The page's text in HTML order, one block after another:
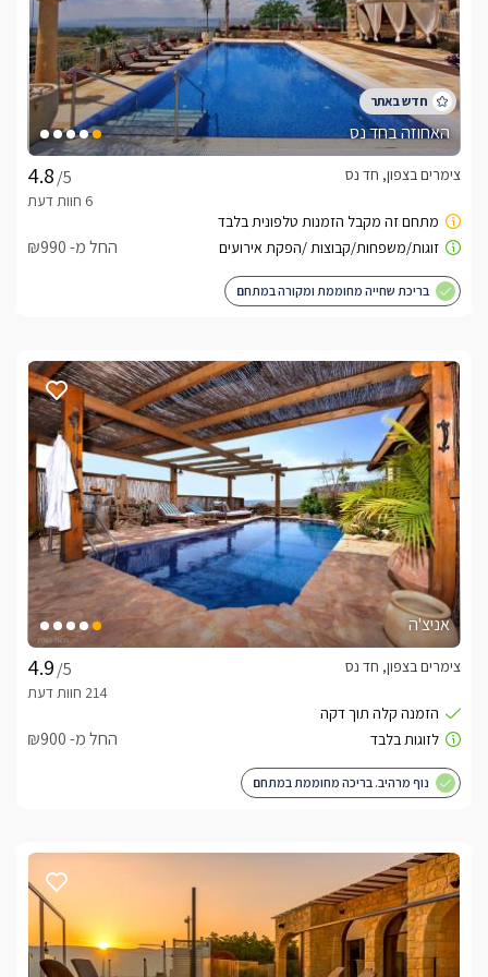
לידיעתכם, הפרטים המוצגים באתר: התפוסה המחירים והמבצעים
מעודכנים ומאומתים. תוכלו לבדוק ולבצע הזמנה באהבה רבה ♥
לפרטים נוספים או שאלות אנחנו פה לשירותכם
בברכה, מיכל -072-2456821
לצפייה באטרקציות ומסעדות בקרבת פיאצה דל סול -
לחצו כאן
האחוזה בחד נס
/5
צימרים בצפון, חד נס
החל מ- ₪990
בריכת שחייה מחוממת ומקורה במתחם
אניצ'ה
/5
צימרים בצפון, חד נס
החל מ- ₪900
נוף מרהיב. בריכה מחוממת במתחם